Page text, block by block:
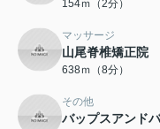
154ｍ（2分）
マッサージ
山尾脊椎矯正院
638ｍ（8分）
その他
バップスアンド